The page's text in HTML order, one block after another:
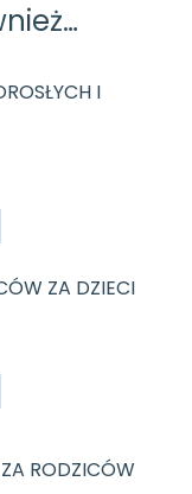
I
ZA DZIECI
RODZICÓW